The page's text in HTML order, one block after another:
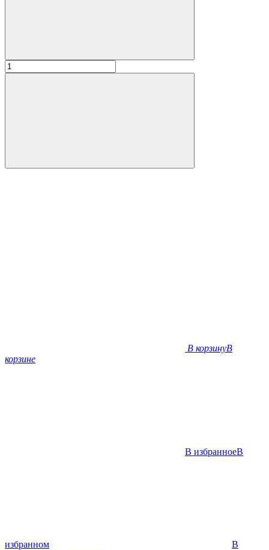
В корзинуВ
корзине
В избранноеВ
избранном
В